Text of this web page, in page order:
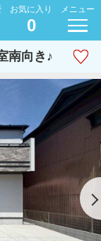
お気に入り
0
メニュー
南向き♪